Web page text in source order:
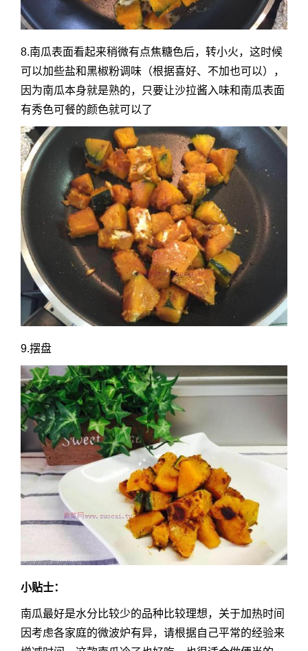
8.南瓜表面看起来稍微有点焦糖色后，转小火，这时候
可以加些盐和黑椒粉调味（根据喜好、不加也可以），
因为南瓜本身就是熟的，只要让沙拉酱入味和南瓜表面
有秀色可餐的颜色就可以了
9.摆盘
小贴士：
南瓜最好是水分比较少的品种比较理想，关于加热时间
因考虑各家庭的微波炉有异，请根据自己平常的经验来